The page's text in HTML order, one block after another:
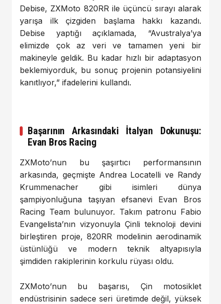
Debise, ZXMoto 820RR ile üçüncü sırayı alarak
yarışa ilk çizgiden başlama hakkı kazandı.
Debise yaptığı açıklamada, “Avustralya’ya
elimizde çok az veri ve tamamen yeni bir
makineyle geldik. Bu kadar hızlı bir adaptasyon
beklemiyorduk, bu sonuç projenin potansiyelini
kanıtlıyor,” ifadelerini kullandı.
Başarının Arkasındaki İtalyan Dokunuşu:
Evan Bros Racing
ZXMoto’nun bu şaşırtıcı performansının
arkasında, geçmişte Andrea Locatelli ve Randy
Krummenacher gibi isimleri dünya
şampiyonluğuna taşıyan efsanevi Evan Bros
Racing Team bulunuyor. Takım patronu Fabio
Evangelista’nın vizyonuyla Çinli teknoloji devini
birleştiren proje, 820RR modelinin aerodinamik
üstünlüğü ve modern teknik altyapısıyla
şimdiden rakiplerinin korkulu rüyası oldu.
ZXMoto’nun bu başarısı, Çin motosiklet
endüstrisinin sadece seri üretimde değil, yüksek